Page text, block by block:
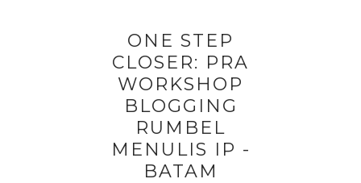
ONE STEP
CLOSER: PRA
WORKSHOP
BLOGGING
RUMBEL
MENULIS IP -
BATAM